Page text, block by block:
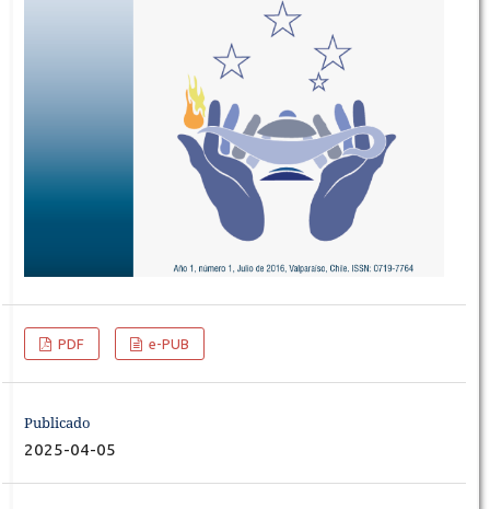
PDF e-PUB
Publicado
2025-04-05